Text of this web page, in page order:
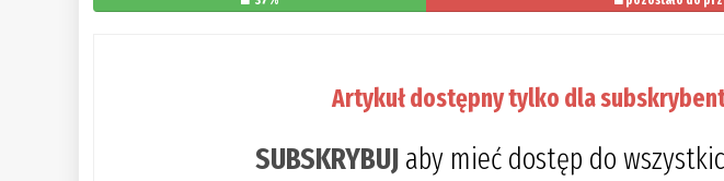
Artykuł dostępny tylko dla
SUBSKRYBUJaby mieć dostęp do